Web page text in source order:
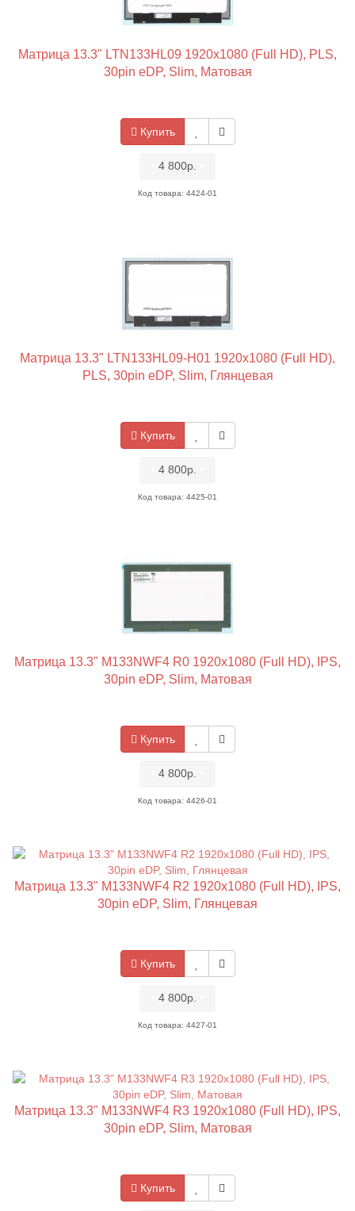
Матрица 13.3" LTN133HL09 1920x1080 (Full HD), PLS,
30pin eDP, Slim, Матовая
Купить
4 800р.
Код товара: 4424-01
Матрица 13.3" LTN133HL09-H01 1920x1080 (Full HD),
PLS, 30pin eDP, Slim, Глянцевая
Купить
4 800р.
Код товара: 4425-01
Матрица 13.3" M133NWF4 R0 1920x1080 (Full HD), IPS,
30pin eDP, Slim, Матовая
Купить
4 800р.
Код товара: 4426-01
Матрица 13.3" M133NWF4 R2 1920x1080 (Full HD), IPS,
30pin eDP, Slim, Глянцевая
Купить
4 800р.
Код товара: 4427-01
Матрица 13.3" M133NWF4 R3 1920x1080 (Full HD), IPS,
30pin eDP, Slim, Матовая
Купить